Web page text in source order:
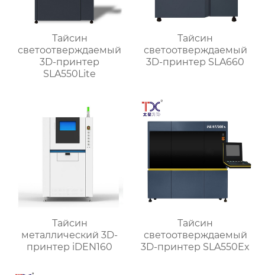
Тайсин
светоотверждаемый
3D-принтер
SLA550Lite
Тайсин
светоотверждаемый
3D-принтер SLA660
Тайсин
металлический 3D-
принтер iDEN160
Тайсин
светоотверждаемый
3D-принтер SLA550Ex